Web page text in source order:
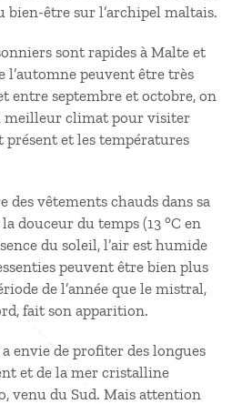
bien-être sur l’archipel maltais.
sont rapides à Malte et
l’automne peuvent être très
entre septembre et octobre, on
meilleur climat pour visiter
présent et les températures
vêtements chauds dans sa
douceur du temps (13 °C en
du soleil, l’air est humide
peuvent être bien plus
de l’année que le mistral,
fait son apparition.
envie de profiter des longues
et de la mer cristalline
venu du Sud. Mais attention